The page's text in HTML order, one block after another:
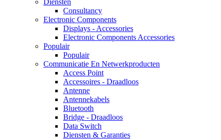
Consultancy
Electronic Components
Displays - Accessories
Electronic Components Accessories
Populair
Populair
Communicatie En Netwerkproducten
Access Point
Accessoires - Draadloos
Antenne
Antennekabels
Bluetooth
Bridge - Draadloos
Data Switch
Diensten & Garanties